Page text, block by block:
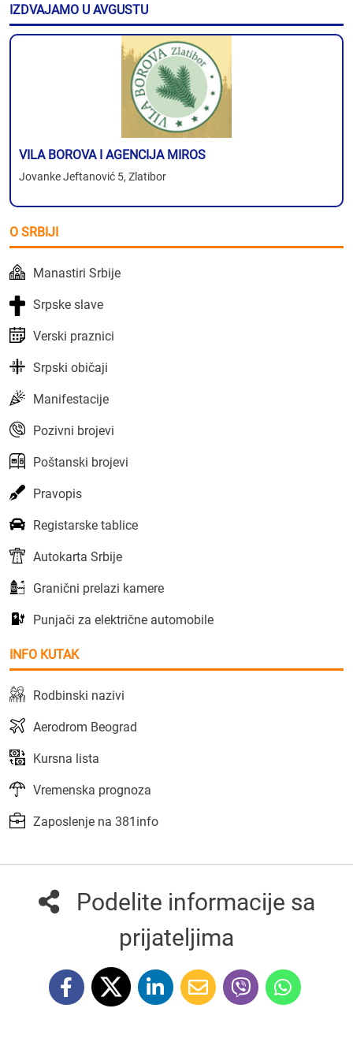
IZDVAJAMO U AVGUSTU
VILA BOROVA I AGENCIJA MIROS
Jovanke Jeftanović 5, Zlatibor
O SRBIJI
Manastiri Srbije
Srpske slave
Verski praznici
Srpski običaji
Manifestacije
Pozivni brojevi
Poštanski brojevi
Pravopis
Registarske tablice
Autokarta Srbije
Granični prelazi kamere
Punjači za električne automobile
INFO KUTAK
Rodbinski nazivi
Aerodrom Beograd
Kursna lista
Vremenska prognoza
Zaposlenje na 381info
Podelite informacije sa
prijateljima